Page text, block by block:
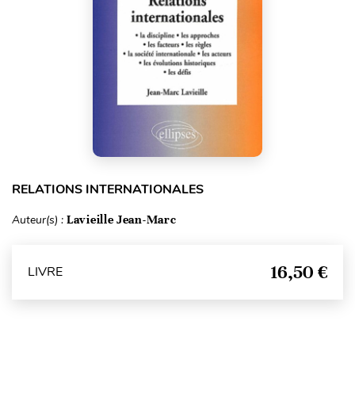
RELATIONS INTERNATIONALES
Auteur(s) : Lavieille Jean-Marc
LIVRE 16,50 €